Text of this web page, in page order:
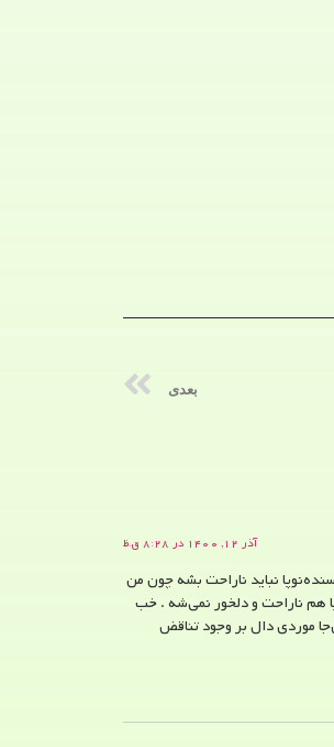
بعدی
آذر ۱۲, ۱۴۰۰ در ۸:۲۸ ق.ظ
نباید ناراحت بشه چون من
هم ناراحت و دلخور نمی‌شه . خب
موردی دال بر وجود تناقض